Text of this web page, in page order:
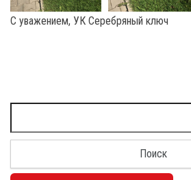
С уважением, УК Серебряный ключ